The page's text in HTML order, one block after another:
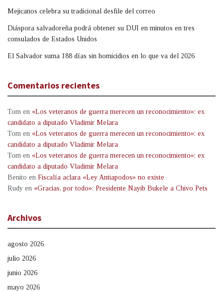
Mejicanos celebra su tradicional desfile del correo
Diáspora salvadoreña podrá obtener su DUI en minutos en tres
consulados de Estados Unidos
El Salvador suma 188 días sin homicidios en lo que va del 2026
Comentarios recientes
Tom en «Los veteranos de guerra merecen un reconocimiento»: ex
candidato a diputado Vladimir Melara
Tom en «Los veteranos de guerra merecen un reconocimiento»: ex
candidato a diputado Vladimir Melara
Tom en «Los veteranos de guerra merecen un reconocimiento»: ex
candidato a diputado Vladimir Melara
Benito en Fiscalía aclara «Ley Antiapodos» no existe
Rudy en «Gracias, por todo»: Presidente Nayib Bukele a Chivo Pets
Archivos
agosto 2026
julio 2026
junio 2026
mayo 2026